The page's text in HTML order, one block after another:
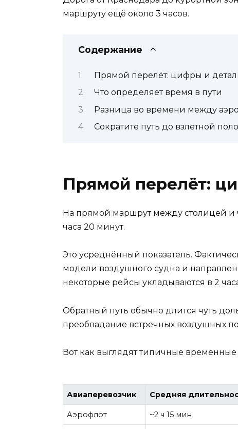
маршруту ещё около 3 часов.
Содержание
Прямой перелёт: цифры и
Что определяет время в пути
Разница во времени между
Сократите путь до взлетной
Прямой перелёт:
На прямой маршрут между столицей
часа 20 минут.
Это усреднённый показатель.
модели воздушного судна и
некоторые рейсы укладываются в 2
Обратный путь обычно длится чуть
преобладание встречных воздушных
Вот как выглядят типичные
Авиаперевозчик Средняя
Аэрофлот ~2 ч 15 мин